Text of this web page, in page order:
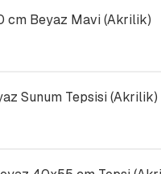
cm Beyaz Mavi (Akrilik)
Sunum Tepsisi (Akrilik)